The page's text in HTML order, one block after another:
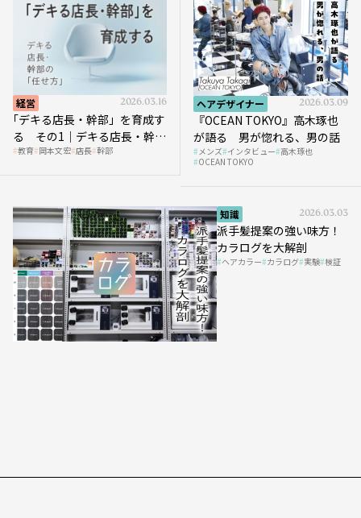
経営 2026.03.16
｢デキる店長・幹部」を育成す
る その1｜デキる店長・幹部
の「任せ方」
教育 岡本文宏 店長 幹部
ヘアデザイナー 2026.03.09
『OCEAN TOKYO』高木琢也
が語る 男が惚れる、男の話
メンズ インタビュー 高木琢也
OCEAN TOKYO
知識 2026.03.03
派手髪提案の強い味方！
カラログを大解剖
ヘアカラー カラログ 実験 検証